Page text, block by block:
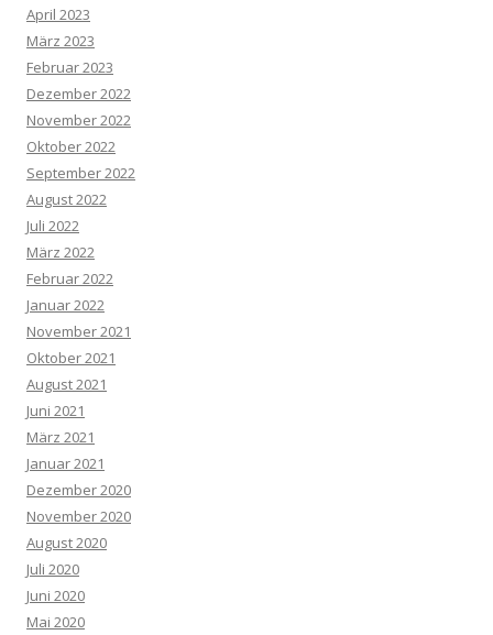
April 2023
März 2023
Februar 2023
Dezember 2022
November 2022
Oktober 2022
September 2022
August 2022
Juli 2022
März 2022
Februar 2022
Januar 2022
November 2021
Oktober 2021
August 2021
Juni 2021
März 2021
Januar 2021
Dezember 2020
November 2020
August 2020
Juli 2020
Juni 2020
Mai 2020